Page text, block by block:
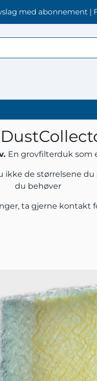
med abonnement |
En grovfilterduk som
de størrelsene du
du behøver
ta gjerne kontakt